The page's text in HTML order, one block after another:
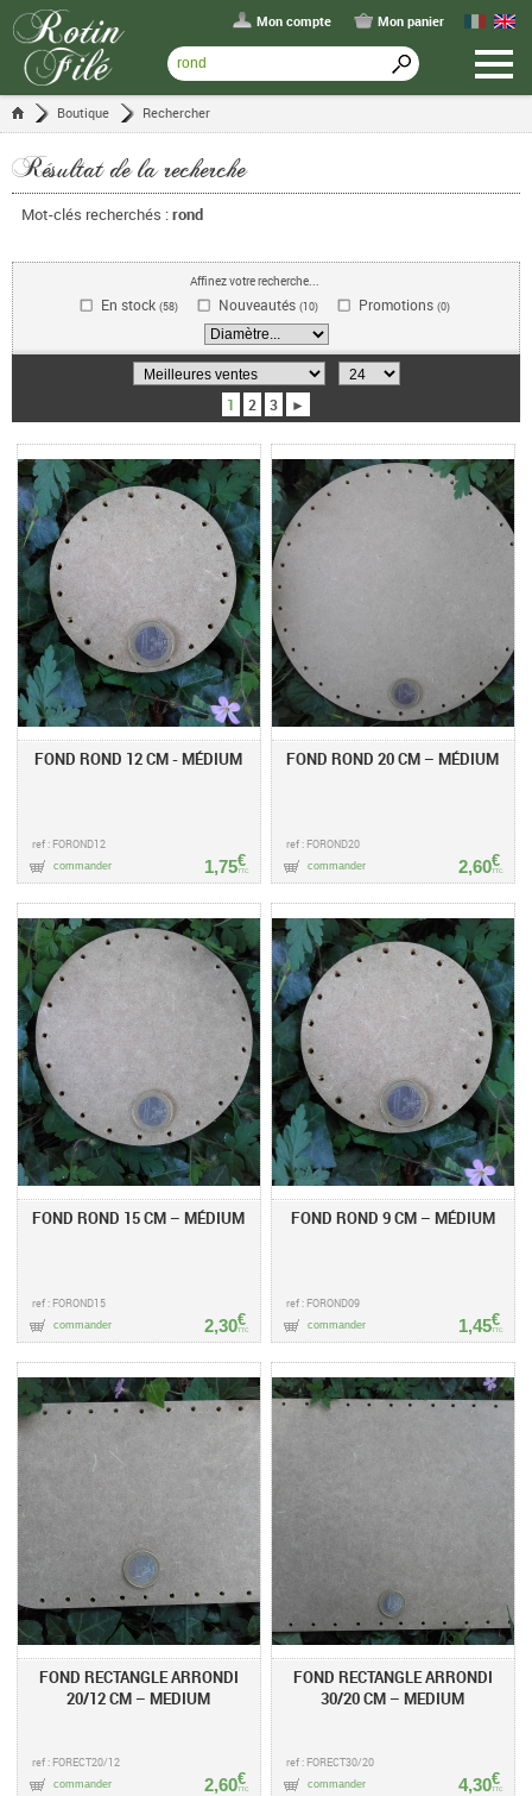
Mon compte Mon panier
Boutique Rechercher
Résultat de la recherche
Mot-clés recherchés :rond
Affinez votre recherche...
En stock (58) Nouveautés (10) Promotions (0)
1 2 3 ►
FOND ROND 12 CM - MÉDIUM
ref : FOROND12
1,75€
TTC
commander
FOND ROND 20 CM – MÉDIUM
ref : FOROND20
2,60€
TTC
commander
FOND ROND 15 CM – MÉDIUM
ref : FOROND15
2,30€
TTC
commander
FOND ROND 9 CM – MÉDIUM
ref : FOROND09
1,45€
TTC
commander
FOND RECTANGLE ARRONDI
20/12 CM – MEDIUM
ref : FORECT20/12
2,60€
TTC
commander
FOND RECTANGLE ARRONDI
30/20 CM – MEDIUM
ref : FORECT30/20
4,30€
TTC
commander